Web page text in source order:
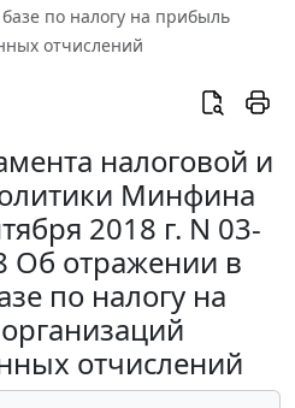
по налогу на прибыль
отчислений
налоговой и
Минфина
2018 г. N 03-
Об отражении в
по налогу на
отчислений